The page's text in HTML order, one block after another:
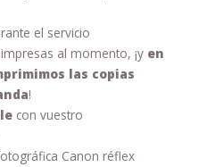
el servicio
impresas al momento, ¡y en
las copias
!
con vuestro
Canon réflex